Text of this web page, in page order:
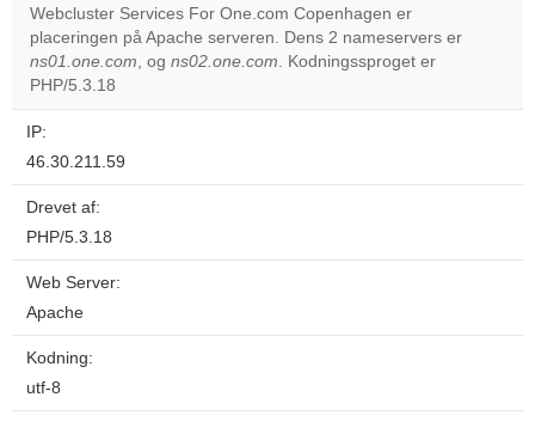
Do you
own this
Webcluster Services For One.com Copenhagen er
placeringen på Apache serveren. Dens 2 nameservers er
ns01.one.com, og ns02.one.com. Kodningssproget er
PHP/5.3.18
IP:
46.30.211.59
Drevet af:
PHP/5.3.18
Web Server:
Apache
Kodning:
utf-8